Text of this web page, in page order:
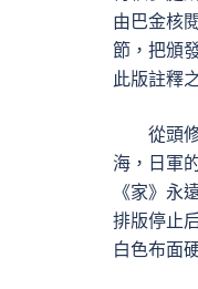
由巴金核
節，把頒
此版註釋
從頭
海，日軍
《家》永
排版停止
白色布面